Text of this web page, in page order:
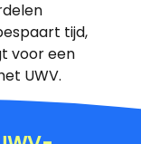
tijd,
voor een
UWV.